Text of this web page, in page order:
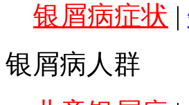
银屑病症状 |
银屑病人群